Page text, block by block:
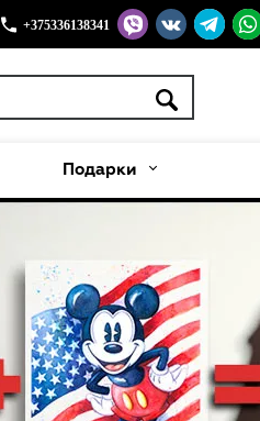
+375336138341
Подарки